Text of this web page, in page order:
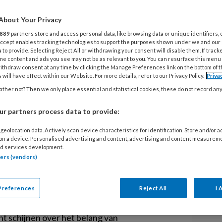
vond op 5 november 2019 in
van de Nederlandse Vereniging van
het Arbeidsdeskundig Kennis
AKC zijn tweede lustrum viert,
teken van kennisontwikkeling en
hebben, is er voor
Kenniscentrum. UWV stond samen
dat in 2019 tien jaar bestond. Tijdens
wat er op wetenschappelijk gebied voor
lieten de hoogleraren Fred Zijlstra, Lex
schijnen over het belang van
Your Privacy
889 partners store and access personal data, like browsing data or unique identifiers,
enables tracking technologies to support the purposes shown under we and
to provide. Selecting Reject All or withdrawing your consent will disable them. If
content and ads you see may not be as relevant to you. You can resurface this
consent at any time by clicking the Manage Preferences link on the bottom of
will have effect within our Website. For more details, refer to our Privacy Policy.
not? Then we only place essential and statistical cookies, these do not record
partners process data to provide:
data. Actively scan device characteristics for identification. Store and/or
a device. Personalised advertising and content, advertising and content
services development.
(vendors)
Reject All I